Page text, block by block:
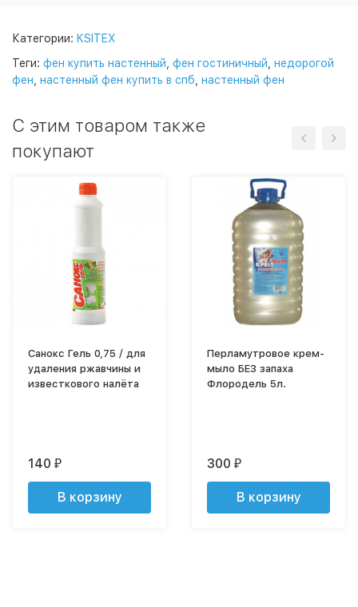
Категории: KSITEX
Теги: фен купить настенный фен гостиничный недорогой
фен настенный фен купить в спб настенный фен
C этим товаром также
покупают
Санокс Гель 0,75 / для
удаления ржавчины и
известкового налёта
140 ₽
В корзину
Перламутровое крем-
мыло БЕЗ запаха
Флородель 5л.
300 ₽
В корзину